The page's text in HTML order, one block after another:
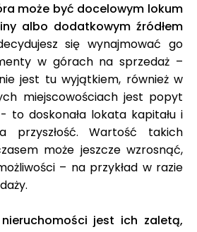
może być docelowym lokum
albo dodatkowym źródłem
się wynajmować go
w górach na sprzedaż –
jest tu wyjątkiem, również w
miejscowościach jest popyt
to doskonała lokata kapitału i
przyszłość. Wartość takich
może jeszcze wzrosnąć,
– na przykład w razie
jest ich zaletą,